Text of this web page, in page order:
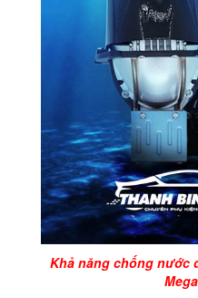
Khả năng chống nước